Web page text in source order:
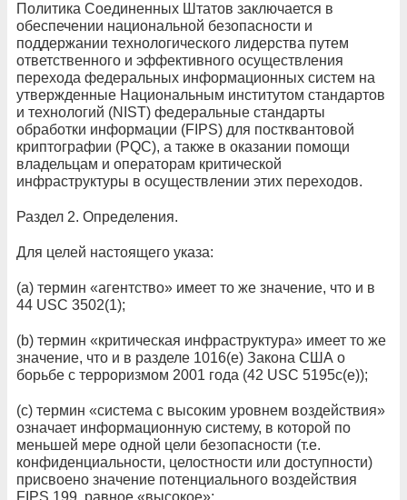
Политика Соединенных Штатов заключается в
обеспечении национальной безопасности и
поддержании технологического лидерства путем
ответственного и эффективного осуществления
перехода федеральных информационных систем на
утвержденные Национальным институтом стандартов
и технологий (NIST) федеральные стандарты
обработки информации (FIPS) для постквантовой
криптографии (PQC), а также в оказании помощи
владельцам и операторам критической
инфраструктуры в осуществлении этих переходов.
Раздел 2. Определения.
Для целей настоящего указа:
(а) термин «агентство» имеет то же значение, что и в
44 USC 3502(1);
(b) термин «критическая инфраструктура» имеет то же
значение, что и в разделе 1016(e) Закона США о
борьбе с терроризмом 2001 года (42 USC 5195c(e));
(c) термин «система с высоким уровнем воздействия»
означает информационную систему, в которой по
меньшей мере одной цели безопасности (т.е.
конфиденциальности, целостности или доступности)
присвоено значение потенциального воздействия